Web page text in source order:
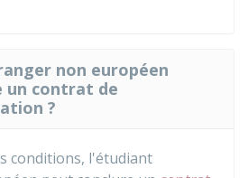
non européen
un contrat de
?
conditions, l'étudiant